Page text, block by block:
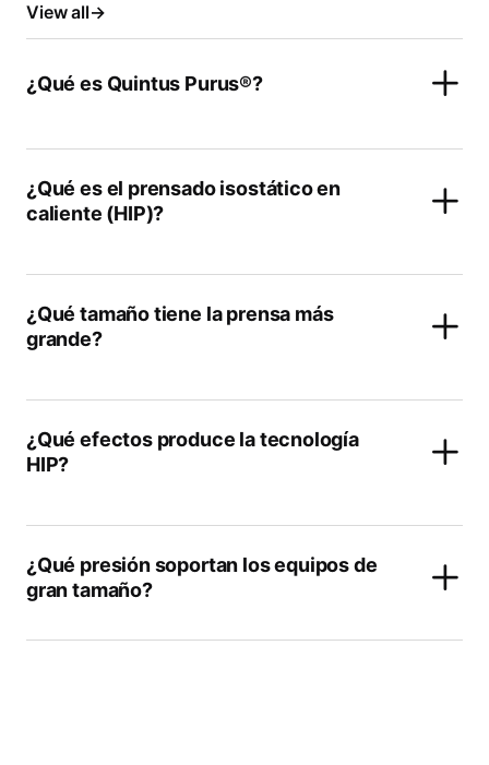
View all
¿Qué es Quintus Purus®?
¿Qué es el prensado isostático en
caliente (HIP)?
¿Qué tamaño tiene la prensa más
grande?
¿Qué efectos produce la tecnología
HIP?
¿Qué presión soportan los equipos de
gran tamaño?